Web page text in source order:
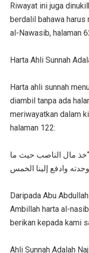
Riwayat ini juga
berdalil bahawa harus
al-Nawasib, halaman
Harta Ahli Sunnah
Harta ahli sunnah
diambil tanpa ada
meriwayatkan dalam
halaman 122:
“خذ مال الناصب حيث ما
Daripada Abu
Ambillah harta al-
berikan kepada kami
Ahli Sunnah Adalah